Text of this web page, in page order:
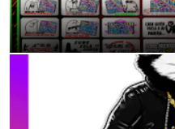
Mas de 70 Modelo de